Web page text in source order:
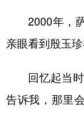
2000年，萨
亲眼看到殷玉
回忆起当时
告诉我，那里